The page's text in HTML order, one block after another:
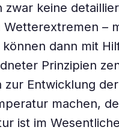
zwar keine
Wetterextremen –
können dann mit
Prinzipien
zur Entwicklung der
machen,
ist im